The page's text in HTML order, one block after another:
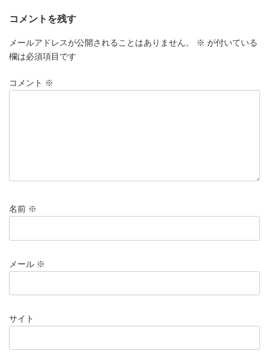
コメントを残す
メールアドレスが公開されることはありません。 ※ が付いている
欄は必須項目です
コメント ※
名前 ※
メール ※
サイト